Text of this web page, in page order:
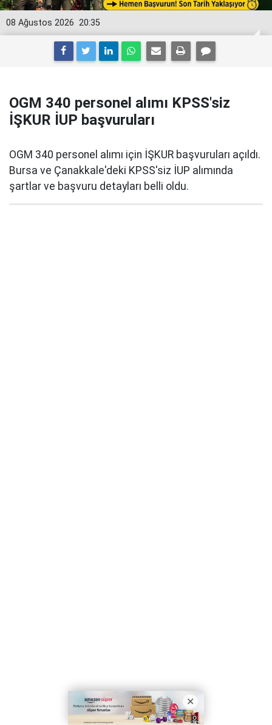
20:35
08 Ağustos 2026
OGM 340 personel alımı KPSS'siz
İŞKUR İUP başvuruları
OGM 340 personel alımı için İŞKUR başvuruları açıldı.
Bursa ve Çanakkale'deki KPSS'siz İUP alımında
şartlar ve başvuru detayları belli oldu.